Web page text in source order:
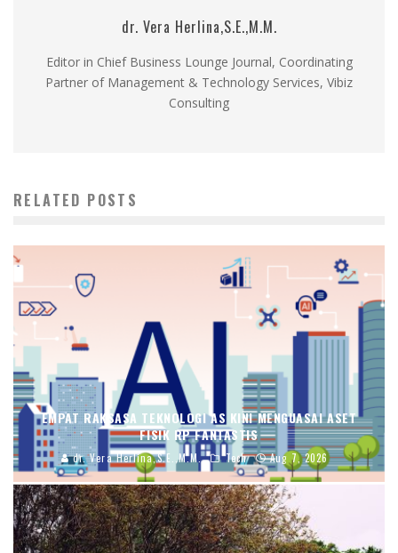
dr. Vera Herlina,S.E.,M.M.
Editor in Chief Business Lounge Journal, Coordinating
Partner of Management & Technology Services, Vibiz
Consulting
RELATED POSTS
EMPAT RAKSASA TEKNOLOGI AS KINI MENGUASAI ASET
FISIK RP FANTASTIS
dr. Vera Herlina,S.E.,M.M. Tech Aug 7, 2026